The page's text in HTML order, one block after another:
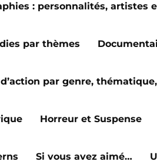
: personnalités, artistes
par thèmes
par genre,
Horreur et Suspense
Si vous avez aimé…